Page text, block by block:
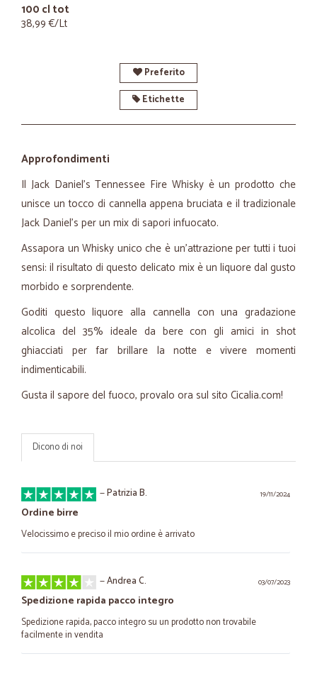
100 cl tot
38,99 €/Lt
Preferito
Etichette
Approfondimenti
Il Jack Daniel's Tennessee Fire Whisky è un prodotto che
unisce un tocco di cannella appena bruciata e il tradizionale
Jack Daniel's per un mix di sapori infuocato.
Assapora un Whisky unico che è un’attrazione per tutti i tuoi
sensi: il risultato di questo delicato mix è un liquore dal gusto
morbido e sorprendente.
Goditi questo liquore alla cannella con una gradazione
alcolica del 35% ideale da bere con gli amici in shot
ghiacciati per far brillare la notte e vivere momenti
indimenticabili.
Gusta il sapore del fuoco, provalo ora sul sito Cicalia.com!
Dicono di noi
19/11/2024
—Patrizia B.
Ordine birre
Velocissimo e preciso il mio ordine è arrivato
03/07/2023
—Andrea C.
Spedizione rapida pacco integro
Spedizione rapida, pacco integro su un prodotto non trovabile
facilmente in vendita